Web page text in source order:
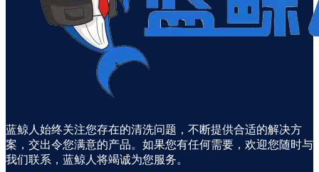
蓝鲸人始终关注您存在的清洗问题，不断提供合适的解决方
案，交出令您满意的产品。如果您有任何需要，欢迎您随时与
我们联系，蓝鲸人将竭诚为您服务。